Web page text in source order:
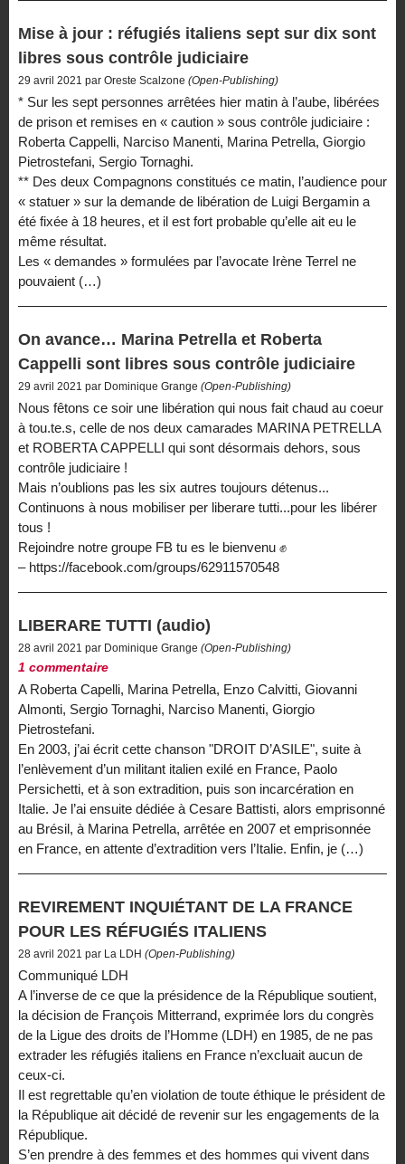
Mise à jour : réfugiés italiens sept sur dix sont
libres sous contrôle judiciaire
29 avril 2021 par Oreste Scalzone (Open-Publishing)
* Sur les sept personnes arrêtées hier matin à l’aube, libérées
de prison et remises en « caution » sous contrôle judiciaire :
Roberta Cappelli, Narciso Manenti, Marina Petrella, Giorgio
Pietrostefani, Sergio Tornaghi.
** Des deux Compagnons constitués ce matin, l’audience pour
« statuer » sur la demande de libération de Luigi Bergamin a
été fixée à 18 heures, et il est fort probable qu’elle ait eu le
même résultat.
Les « demandes » formulées par l’avocate Irène Terrel ne
pouvaient (…)
On avance… Marina Petrella et Roberta
Cappelli sont libres sous contrôle judiciaire
29 avril 2021 par Dominique Grange (Open-Publishing)
Nous fêtons ce soir une libération qui nous fait chaud au coeur
à tou.te.s, celle de nos deux camarades MARINA PETRELLA
et ROBERTA CAPPELLI qui sont désormais dehors, sous
contrôle judiciaire !
Mais n’oublions pas les six autres toujours détenus...
Continuons à nous mobiliser per liberare tutti...pour les libérer
tous !
Rejoindre notre groupe FB tu es le bienvenu ✊
– https://facebook.com/groups/62911570548
LIBERARE TUTTI (audio)
28 avril 2021 par Dominique Grange (Open-Publishing)
1 commentaire
A Roberta Capelli, Marina Petrella, Enzo Calvitti, Giovanni
Almonti, Sergio Tornaghi, Narciso Manenti, Giorgio
Pietrostefani.
En 2003, j’ai écrit cette chanson "DROIT D’ASILE", suite à
l’enlèvement d’un militant italien exilé en France, Paolo
Persichetti, et à son extradition, puis son incarcération en
Italie. Je l’ai ensuite dédiée à Cesare Battisti, alors emprisonné
au Brésil, à Marina Petrella, arrêtée en 2007 et emprisonnée
en France, en attente d’extradition vers l’Italie. Enfin, je (…)
REVIREMENT INQUIÉTANT DE LA FRANCE
POUR LES RÉFUGIÉS ITALIENS
28 avril 2021 par La LDH (Open-Publishing)
Communiqué LDH
A l’inverse de ce que la présidence de la République soutient,
la décision de François Mitterrand, exprimée lors du congrès
de la Ligue des droits de l’Homme (LDH) en 1985, de ne pas
extrader les réfugiés italiens en France n’excluait aucun de
ceux-ci.
Il est regrettable qu’en violation de toute éthique le président de
la République ait décidé de revenir sur les engagements de la
République.
S’en prendre à des femmes et des hommes qui vivent dans